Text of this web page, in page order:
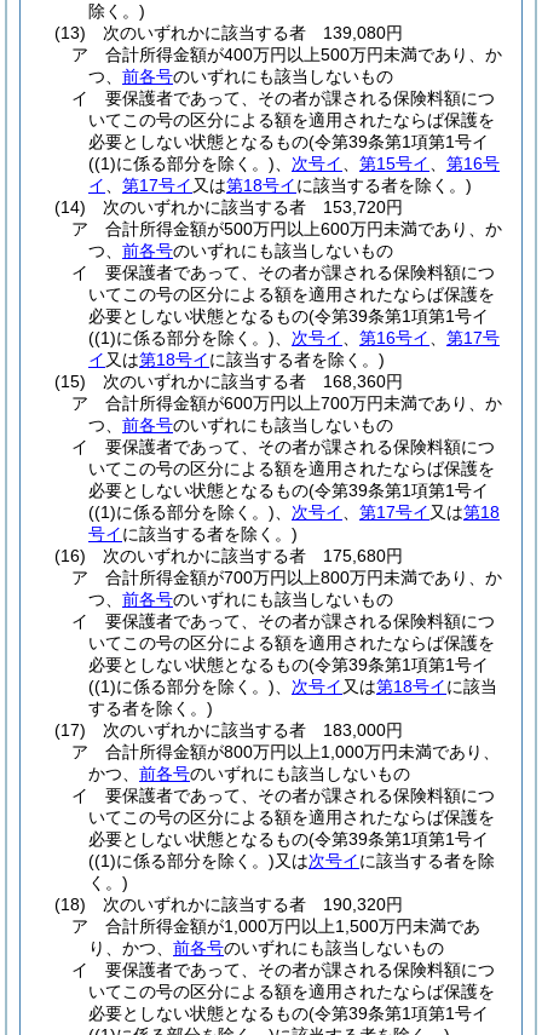
除く。)
(13)
次のいずれかに該当する者 139,080円
ア
合計所得金額が400万円以上500万円未満であり、か
つ、 前各号のいずれにも該当しないもの
イ
要保護者であって、その者が課される保険料額につ
いてこの号の区分による額を適用されたならば保護を
必要としない状態となるもの(令第39条第1項第1号イ
((1)に係る部分を除く。) 次号イ 第15号イ
第16号
イ
第17号イ 又は第18号イに該当する者を除く。)
(14)
次のいずれかに該当する者 153,720円
ア
合計所得金額が500万円以上600万円未満であり、か
つ、 前各号のいずれにも該当しないもの
イ
要保護者であって、その者が課される保険料額につ
いてこの号の区分による額を適用されたならば保護を
必要としない状態となるもの(令第39条第1項第1号イ
((1)に係る部分を除く。) 次号イ 第16号イ
第17号
イ 又は第18号イに該当する者を除く。)
(15)
次のいずれかに該当する者 168,360円
ア
合計所得金額が600万円以上700万円未満であり、か
つ、 前各号のいずれにも該当しないもの
イ
要保護者であって、その者が課される保険料額につ
いてこの号の区分による額を適用されたならば保護を
必要としない状態となるもの(令第39条第1項第1号イ
((1)に係る部分を除く。) 次号イ 第17号イ 又は第18
号イに該当する者を除く。)
(16)
次のいずれかに該当する者 175,680円
ア
合計所得金額が700万円以上800万円未満であり、か
つ、 前各号のいずれにも該当しないもの
イ
要保護者であって、その者が課される保険料額につ
いてこの号の区分による額を適用されたならば保護を
必要としない状態となるもの(令第39条第1項第1号イ
((1)に係る部分を除く。) 次号イ 又は第18号イに該当
する者を除く。)
(17)
次のいずれかに該当する者 183,000円
ア
合計所得金額が800万円以上1,000万円未満であり、
かつ、 前各号のいずれにも該当しないもの
イ
要保護者であって、その者が課される保険料額につ
いてこの号の区分による額を適用されたならば保護を
必要としない状態となるもの(令第39条第1項第1号イ
((1)に係る部分を除く。)又は次号イに該当する者を除
く。)
(18)
次のいずれかに該当する者 190,320円
ア
合計所得金額が1,000万円以上1,500万円未満であ
り、かつ、 前各号のいずれにも該当しないもの
イ
要保護者であって、その者が課される保険料額につ
いてこの号の区分による額を適用されたならば保護を
必要としない状態となるもの(令第39条第1項第1号イ